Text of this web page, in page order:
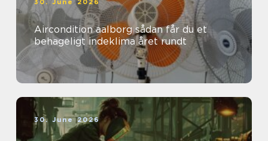
30. June 2026
Aircondition aalborg sådan får du et
behageligt indeklima året rundt
30. June 2026